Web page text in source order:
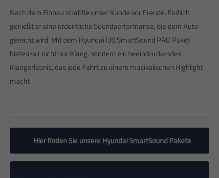
Nach dem Einbau strahlte unser Kunde vor Freude. Endlich
genießt er eine ordentliche Soundperformance, die dem Auto
gerecht wird. Mit dem Hyundai I30 SmartSound PRO Paket
bieten wir nicht nur Klang, sondern ein beeindruckendes
Klangerlebnis, das jede Fahrt zu einem musikalischen Highlight
macht
Hier finden Sie unsere Hyundai SmartSound Pakete